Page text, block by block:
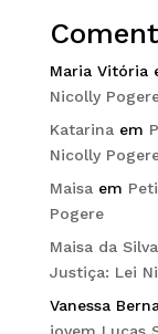
Maria Vitória
Nicolly
Katarinaem
Nicolly
Maisaem
Pogere
Maisa da
Justiça: Lei
Vanessa